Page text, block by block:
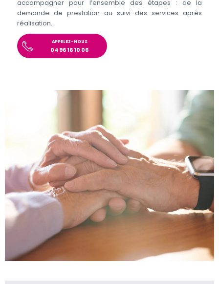
accompagner pour l’ensemble des étapes : de la
demande de prestation au suivi des services après
réalisation.
APPELEZ-NOUS
04 96 16 10 06